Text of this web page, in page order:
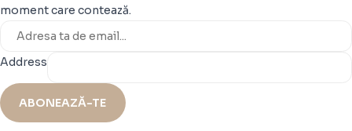
moment care contează.
Address
ABONEAZĂ-TE